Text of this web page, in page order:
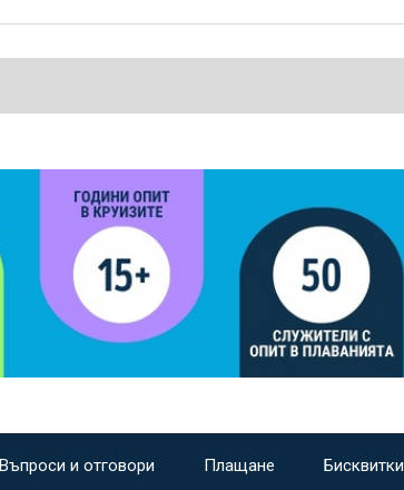
Въпроси и отговори Плащане Бисквитки